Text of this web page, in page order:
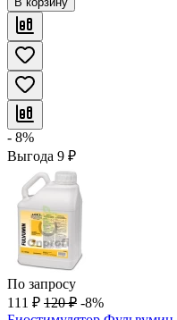
- 8%
Выгода 9 ₽
По запросу
111 ₽ 120 ₽ -8%